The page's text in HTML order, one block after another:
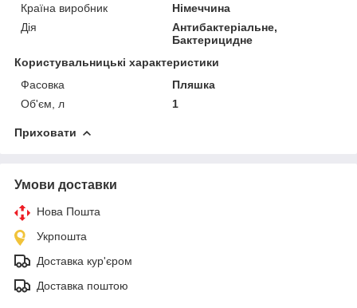
Країна виробник
Німеччина
Дія
Антибактеріальне,
Бактерицидне
Користувальницькі характеристики
Фасовка
Пляшка
Об'єм, л
1
Приховати
Умови доставки
Нова Пошта
Укрпошта
Доставка кур'єром
Доставка поштою